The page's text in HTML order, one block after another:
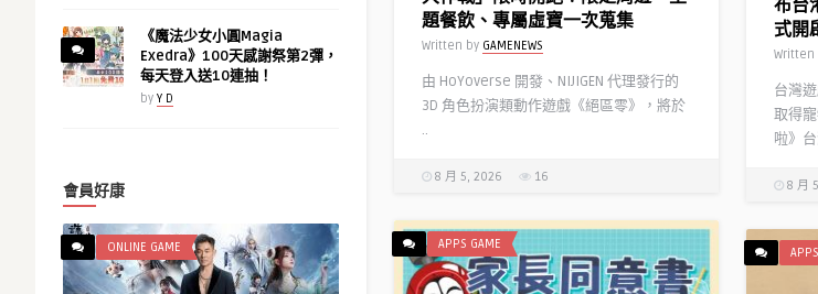
《魔法少女小圓Magia
Exedra》100天感謝祭第2彈，
每天登入送10連抽！
by Y D
會員好康
ONLINE GAME
題餐飲、專屬虛寶一次蒐集
Written by GAMENEWS
由 HoYoverse 開發、NIJIGEN 代理發行的
3D 角色扮演類動作遊戲《絕區零》，將於
..
8 月 5, 2026 16
布台
式開
Written
台灣
取得
啦》
8 月
APPS GAME